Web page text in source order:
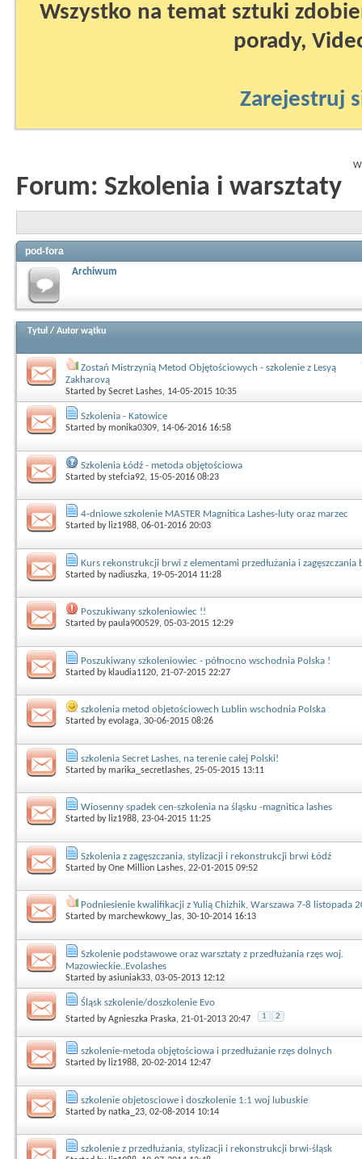
Wszystko na temat sztuki
porady,
Zarejestruj
Forum: Szkolenia i warsztaty
pod-fora
Archiwum
Tytuł / Autor wątku
Zostań Mistrzynią Metod Objętościowych - szkolenie z Lesyą
Zakharovą
Started bySecret Lashes, 14-05-2015 10:35
Szkolenia - Katowice
Started bymonika0309, 14-06-2016 16:58
Szkolenia Łódź - metoda objętościowa
Started bystefcia92, 15-05-2016 08:23
4-dniowe szkolenie MASTER Magnitica Lashes-luty oraz marzec
Started by liz1988, 06-01-2016 20:03
Kurs rekonstrukcji brwi z elementami przedłużania i zagęszczania
Started bynadiuszka, 19-05-2014 11:28
Poszukiwany szkoleniowiec !!
Started bypaula900529, 05-03-2015 12:29
Poszukiwany szkoleniowiec - północno wschodnia Polska !
Started by klaudia1120, 21-07-2015 22:27
szkolenia metod objetościowech Lublin wschodnia Polska
Started byevolaga, 30-06-2015 08:26
szkolenia Secret Lashes, na terenie całej Polski!
Started bymarika_secretlashes, 25-05-2015 13:11
Wiosenny spadek cen-szkolenia na śląsku -magnitica lashes
Started by liz1988, 23-04-2015 11:25
Szkolenia z zagęszczania, stylizacji i rekonstrukcji brwi Łódź
Started byOne Million Lashes, 22-01-2015 09:52
Podniesienie kwalifikacji z Yulią Chizhik, Warszawa 7-8 listopada
Started bymarchewkowy_las, 30-10-2014 16:13
Szkolenie podstawowe oraz warsztaty z przedłużania rzęs woj.
Mazowieckie..Evolashes
Started byasiuniak33, 03-05-2013 12:12
Śląsk szkolenie/doszkolenie Evo
Started byAgnieszka Praska, 21-01-2013 20:47 1 2
szkolenie-metoda objętościowa i przedłużanie rzęs dolnych
Started byliz1988, 20-02-2014 12:47
szkolenie objetosciowe i doszkolenie 1:1 woj lubuskie
Started bynatka_23, 02-08-2014 10:14
szkolenie z przedłużania, stylizacji i rekonstrukcji brwi-śląsk